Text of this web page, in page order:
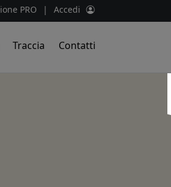
PRO | Accedi
Traccia Contatti